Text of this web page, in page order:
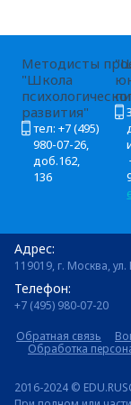
Методисты
"Школа
развития"
тел: +7 (495)
980-07-26,
доб.162,
136
Адрес:
119019, г. Москва,
Телефон:
+7 (495) 980-07-20
Обратная связь
Обработка
2016-2024 ©